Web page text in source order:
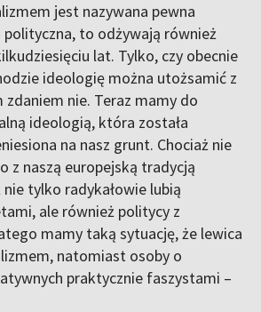
jest nazywana pewna
to odżywają również
lat. Tylko, czy obecnie
ideologię można utożsamić z
zdaniem nie. Teraz mamy do
ideologią, która została
na nasz grunt. Chociaż nie
z naszą europejską tradycją
tylko radykałowie lubią
ale również politycy z
mamy taką sytuację, że lewica
natomiast osoby o
praktycznie faszystami –